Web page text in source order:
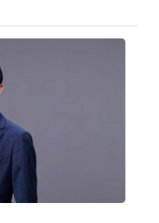
市場普遍誤解所謂
大型企業專屬奢侈
爾喬亞公關顧問創
本才是新創最大的
會計、加速器與創
包，方能保持輕量
關鍵的「速度
客戶、通路與人才